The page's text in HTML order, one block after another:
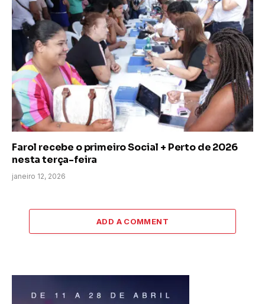
Farol recebe o primeiro Social + Perto de 2026
nesta terça-feira
janeiro 12, 2026
ADD A COMMENT